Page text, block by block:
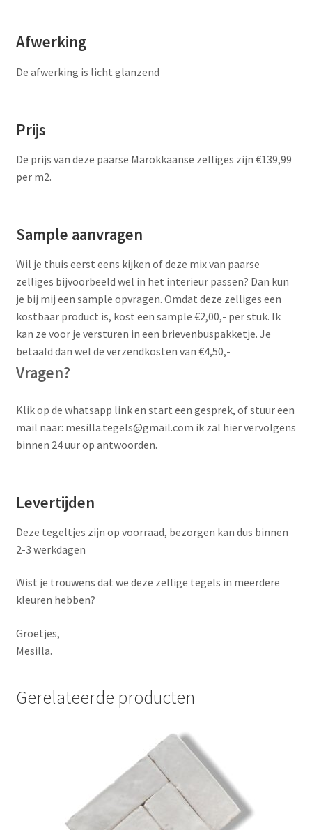
Afwerking
De afwerking is licht glanzend
Prijs
De prijs van deze paarse Marokkaanse zelliges zijn €139,99
per m2.
Sample aanvragen
Wil je thuis eerst eens kijken of deze mix van paarse
zelliges bijvoorbeeld wel in het interieur passen? Dan kun
je bij mij een sample opvragen. Omdat deze zelliges een
kostbaar product is, kost een sample €2,00,- per stuk. Ik
kan ze voor je versturen in een brievenbuspakketje. Je
betaald dan wel de verzendkosten van €4,50,-
Vragen?
Klik op de whatsapp link en start een gesprek, of stuur een
mail naar: mesilla.tegels@gmail.com ik zal hier vervolgens
binnen 24 uur op antwoorden.
Levertijden
Deze tegeltjes zijn op voorraad, bezorgen kan dus binnen
2-3 werkdagen
Wist je trouwens dat we deze zellige tegels in meerdere
kleuren hebben?
Groetjes,
Mesilla.
Gerelateerde producten